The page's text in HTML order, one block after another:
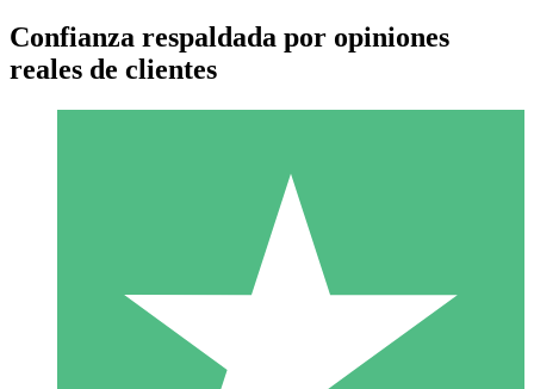
Paquetes de Créditos Individuales
Paga según el uso con créditos de descarga. Sin compromiso
Confianza respaldada por opiniones
reales de clientes